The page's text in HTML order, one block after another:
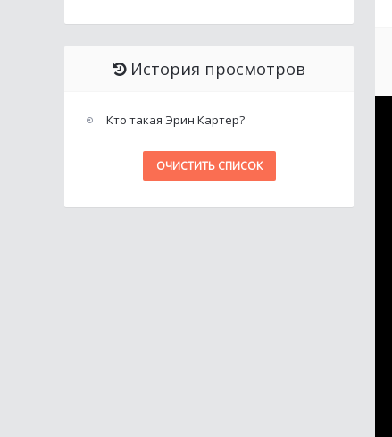
История просмотров
Кто такая Эрин Картер?
ОЧИСТИТЬ СПИСОК